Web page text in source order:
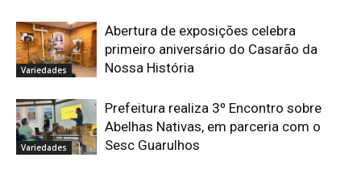
Variedades
Abertura de exposições celebra
primeiro aniversário do Casarão da
Nossa História
Variedades
Prefeitura realiza 3º Encontro sobre
Abelhas Nativas, em parceria com o
Sesc Guarulhos